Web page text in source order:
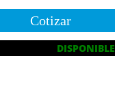
Cotizar
DISPONIBLE